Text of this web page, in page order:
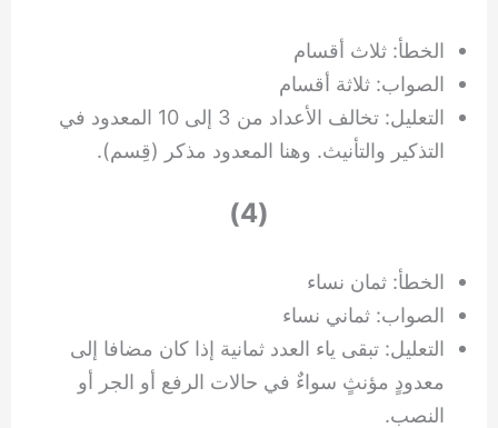
الخطأ: ثلاث أقسام
الصواب: ثلاثة أقسام
التعليل: تخالف الأعداد من 3 إلى 10 المعدود في
التذكير والتأنيث. وهنا المعدود مذكر (قِسم).
(4)
الخطأ: ثمان نساء
الصواب: ثماني نساء
التعليل: تبقى ياء العدد ثمانية إذا كان مضافا إلى
معدودٍ مؤنثٍ سواءٌ في حالات الرفع أو الجر أو
النصب.